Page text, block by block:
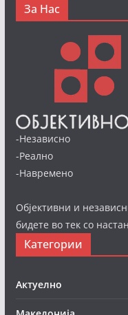
За Нас
-Независно
-Реално
-Навремено
Објективни и
бидете во тек со
Категории
Актуелно